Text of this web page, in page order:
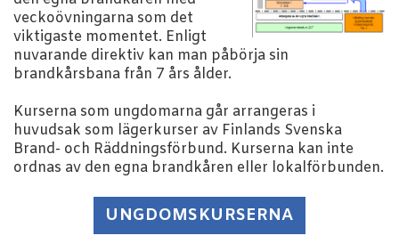
veckoövningarna som det
viktigaste momentet. Enligt
nuvarande direktiv kan man påbörja sin
brandkårsbana från 7 års ålder.
Kurserna som ungdomarna går arrangeras i
huvudsak som lägerkurser av Finlands Svenska
Brand- och Räddningsförbund. Kurserna kan inte
ordnas av den egna brandkåren eller lokalförbunden.
UNGDOMSKURSERNA